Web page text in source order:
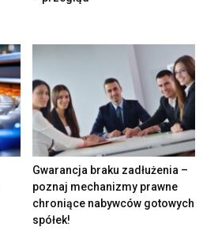
Gwarancja braku zadłużenia –
poznaj mechanizmy prawne
chroniące nabywców gotowych
spółek!